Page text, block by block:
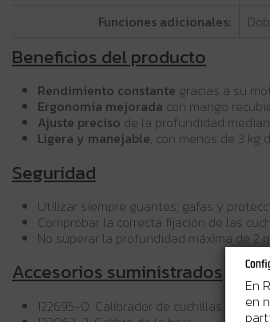
Funciones adicionales:
Beneficios del producto
Rendimiento constante gracias a su
Ergonomía mejorada con mango
Ajuste preciso de la profundidad
Ligera y manejable, con menos de 3 kg
Seguridad
Utilizar siempre guantes, gafas y
Comprobar la correcta fijación de las
No superar la profundidad máxima de 2
Accesorios suministrados
122695-0: Calibrador de cuchillas de 82
En
en